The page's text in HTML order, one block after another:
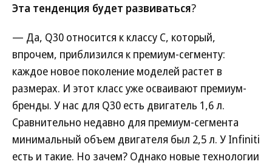
Эта тенденция будет развиваться?
— Да, Q30 относится к классу С, который,
впрочем, приблизился к премиум-сегменту:
каждое новое поколение моделей растет в
размерах. И этот класс уже осваивают премиум-
бренды. У нас для Q30 есть двигатель 1,6 л.
Сравнительно недавно для премиум-сегмента
минимальный объем двигателя был 2,5 л. У Infiniti
есть и такие. Но зачем? Однако новые технологии